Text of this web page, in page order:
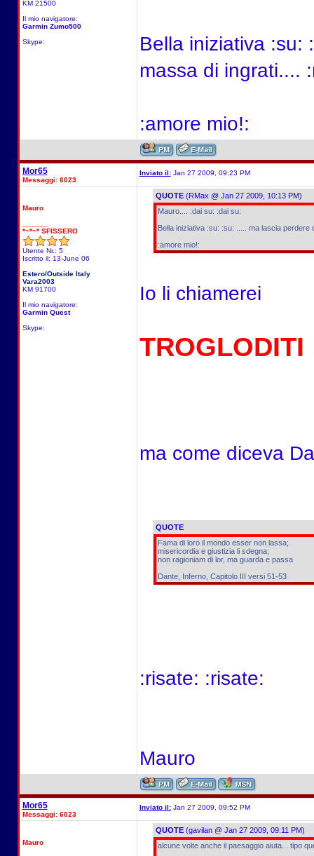
KM 21500
Il mio navigatore:
Garmin Zumo500
Skype:
Bella iniziativa :su:
massa di ingrati....
:amore mio!:
Mor65
Messaggi: 6023
Inviato il:Jan 27 2009, 09:23 PM
Mauro
*~*~* SFISSERO
Utente Nr.: 5
Iscritto il: 13-June 06
Estero/Outside Italy
Vara2003
KM 91700
Il mio navigatore:
Garmin Quest
Skype:
QUOTE(RMax @ Jan 27 2009, 10:13 PM)
Mauro.... :dai su: :dai su:
Bella iniziativa :su: :su: ..... ma lascia
:amore mio!:
Io li chiamerei
TROGLODITI
ma come diceva
QUOTE
Fama di loro il mondo esser non lassa;
misericordia e giustizia li sdegna;
non ragioniam di lor, ma guarda e passa
Dante, Inferno, Capitolo III versi 51-53
:risate: :risate:
Mauro
Mor65
Messaggi: 6023
Inviato il:Jan 27 2009, 09:52 PM
Mauro
QUOTE(gavilan @ Jan 27 2009, 09:11 PM)
alcune volte anche il paesaggio aiuta... tipo